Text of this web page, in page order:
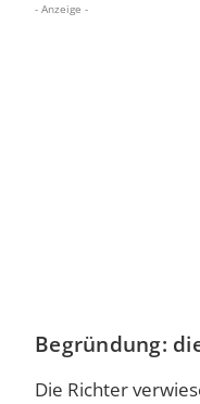
- Anzeige -
Begründung:
Die Richter